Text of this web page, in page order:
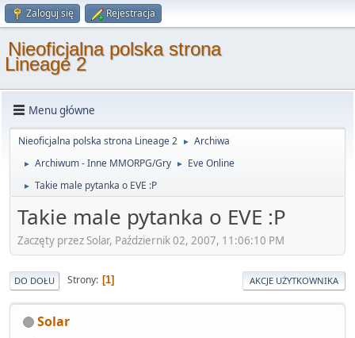
Zaloguj się Rejestracja
Nieoficjalna polska strona
Lineage 2
Menu główne
Nieoficjalna polska strona Lineage 2 ► Archiwa
► Archiwum - Inne MMORPG/Gry ► Eve Online
► Takie male pytanka o EVE :P
Takie male pytanka o EVE :P
Zaczęty przez Solar, Październik 02, 2007, 11:06:10 PM
DO DOŁU Strony 1 AKCJE UŻYTKOWNIKA
Solar